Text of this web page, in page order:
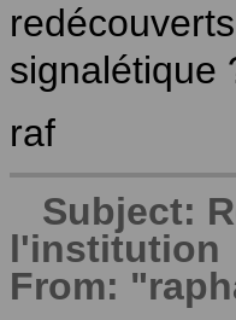
signalétique
raf
Subject:
l'institution
From: